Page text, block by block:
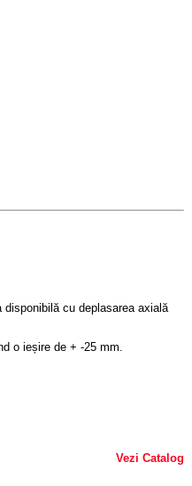
cu deplasarea axială
o ieșire de + -25 mm.
Vezi Catalog